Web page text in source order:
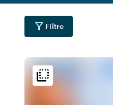
pour un délicieux dîner privé.
filter_alt Filtre
flip_to_back
flip_to_back